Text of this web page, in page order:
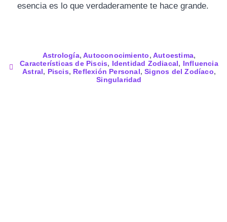
esencia es lo que verdaderamente te hace grande.
Astrología,Autoconocimiento, Autoestima,
Características de Piscis, Identidad Zodiacal, Influencia
Astral, Piscis, Reflexión Personal,Signos del Zodíaco,
Singularidad